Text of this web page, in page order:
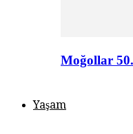
Moğollar 50.
Yaşam